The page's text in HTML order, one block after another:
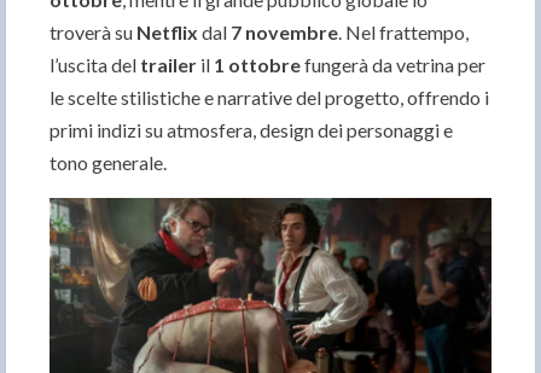
troverà su Netflix dal 7 novembre. Nel frattempo,
l’uscita del trailer il 1 ottobrefungerà da vetrina per
le scelte stilistiche e narrative del progetto, offrendo i
primi indizi su atmosfera, design dei personaggi e
tono generale.